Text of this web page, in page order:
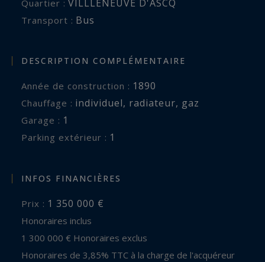
Quartier : VILLLENEUVE D'ASCQ
Transport : Bus
DESCRIPTION COMPLÉMENTAIRE
Année de construction : 1890
Chauffage : individuel, radiateur, gaz
garage : 1
parking extérieur : 1
INFOS FINANCIÈRES
Prix : 1 350 000 €
Honoraires inclus
1 300 000 € Honoraires exclus
Honoraires de 3,85% TTC à la charge de l'acquéreur